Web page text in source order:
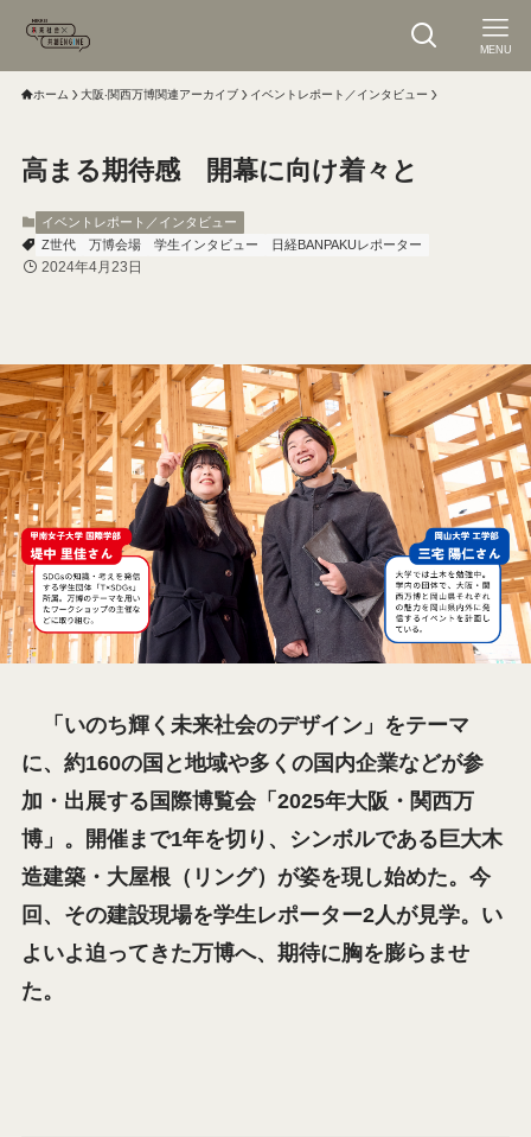
MENU
ホーム 大阪‧関⻄万博関連アーカイブ イベントレポート／インタビュー
高まる期待感 開幕に向け着々と
イベントレポート／インタビュー
Z世代
万博会場 学生インタビュー 日経BANPAKUレポーター
2024年4月23日
「いのち輝く未来社会のデザイン」をテーマ
に、約160の国と地域や多くの国内企業などが参
加・出展する国際博覧会「2025年大阪・関西万
博」。開催まで1年を切り、シンボルである巨大木
造建築・大屋根（リング）が姿を現し始めた。今
回、その建設現場を学生レポーター2人が見学。い
よいよ迫ってきた万博へ、期待に胸を膨らませ
た。